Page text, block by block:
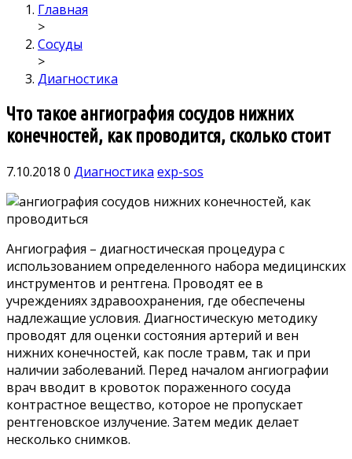
Главная
>
Сосуды
>
Диагностика
Что такое ангиография сосудов нижних
конечностей, как проводится, сколько стоит
7.10.2018 0 Диагностика exp-sos
Ангиография – диагностическая процедура с
использованием определенного набора медицинских
инструментов и рентгена. Проводят ее в
учреждениях здравоохранения, где обеспечены
надлежащие условия. Диагностическую методику
проводят для оценки состояния артерий и вен
нижних конечностей, как после травм, так и при
наличии заболеваний. Перед началом ангиографии
врач вводит в кровоток пораженного сосуда
контрастное вещество, которое не пропускает
рентгеновское излучение. Затем медик делает
несколько снимков.